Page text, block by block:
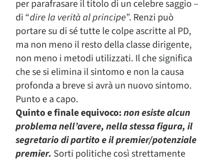
per parafrasare il titolo di un celebre saggio –
di “dire la verità al principe”. Renzi può
portare su di sé tutte le colpe ascritte al PD,
ma non meno il resto della classe dirigente,
non meno i metodi utilizzati. Il che significa
che se si elimina il sintomo e non la causa
profonda a breve si avrà un nuovo sintomo.
Punto e a capo.
Quinto e finale equivoco:non esiste alcun
problema nell’avere, nella stessa figura, il
segretario di partito e il premier/potenziale
premier. Sorti politiche così strettamente